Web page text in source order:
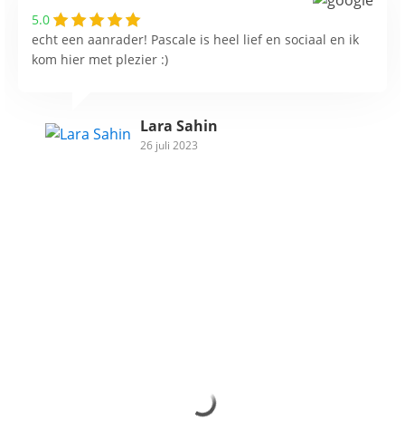
5.0
echt een aanrader! Pascale is heel lief en sociaal en ik
kom hier met plezier :)
Lara Sahin
26 juli 2023